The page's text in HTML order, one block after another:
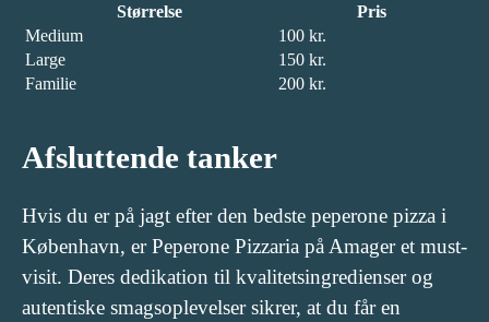
Størrelse
Pris
Medium
100 kr.
Large
150 kr.
Familie
200 kr.
Afsluttende tanker
Hvis du er på jagt efter den bedste peperone pizza i
København, er Peperone Pizzaria på Amager et must-
visit. Deres dedikation til kvalitetsingredienser og
autentiske smagsoplevelser sikrer, at du får en